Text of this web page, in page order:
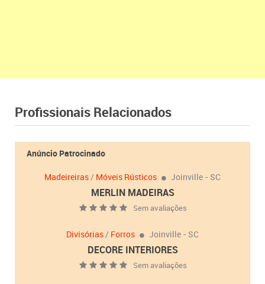
Profissionais Relacionados
Anúncio Patrocinado
Madeireiras/ Móveis Rústicos Joinville - SC
MERLIN MADEIRAS
Sem avaliações
Divisórias/ Forros Joinville - SC
DECORE INTERIORES
Sem avaliações